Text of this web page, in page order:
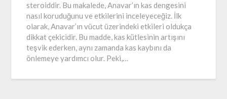
steroiddir. Bu makalede, Anavar’ın kas dengesini
nasıl koruduğunu ve etkilerini inceleyeceğiz. İlk
olarak, Anavar’ın vücut üzerindeki etkileri oldukça
dikkat çekicidir. Bu madde, kas kütlesinin artışını
teşvik ederken, aynı zamanda kas kaybını da
önlemeye yardımcı olur. Peki,…